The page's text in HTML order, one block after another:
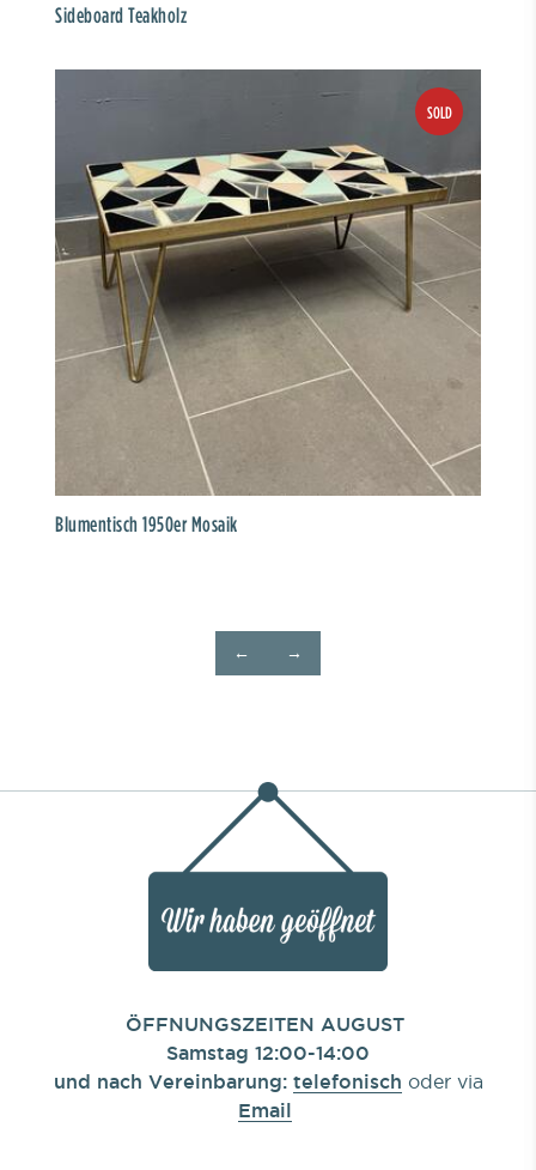
Sideboard Teakholz
Blumentisch 1950er Mosaik
← →
ÖFFNUNGSZEITEN AUGUST
Samstag 12:00-14:00
und nach Vereinbarung: telefonisch oder via
Email